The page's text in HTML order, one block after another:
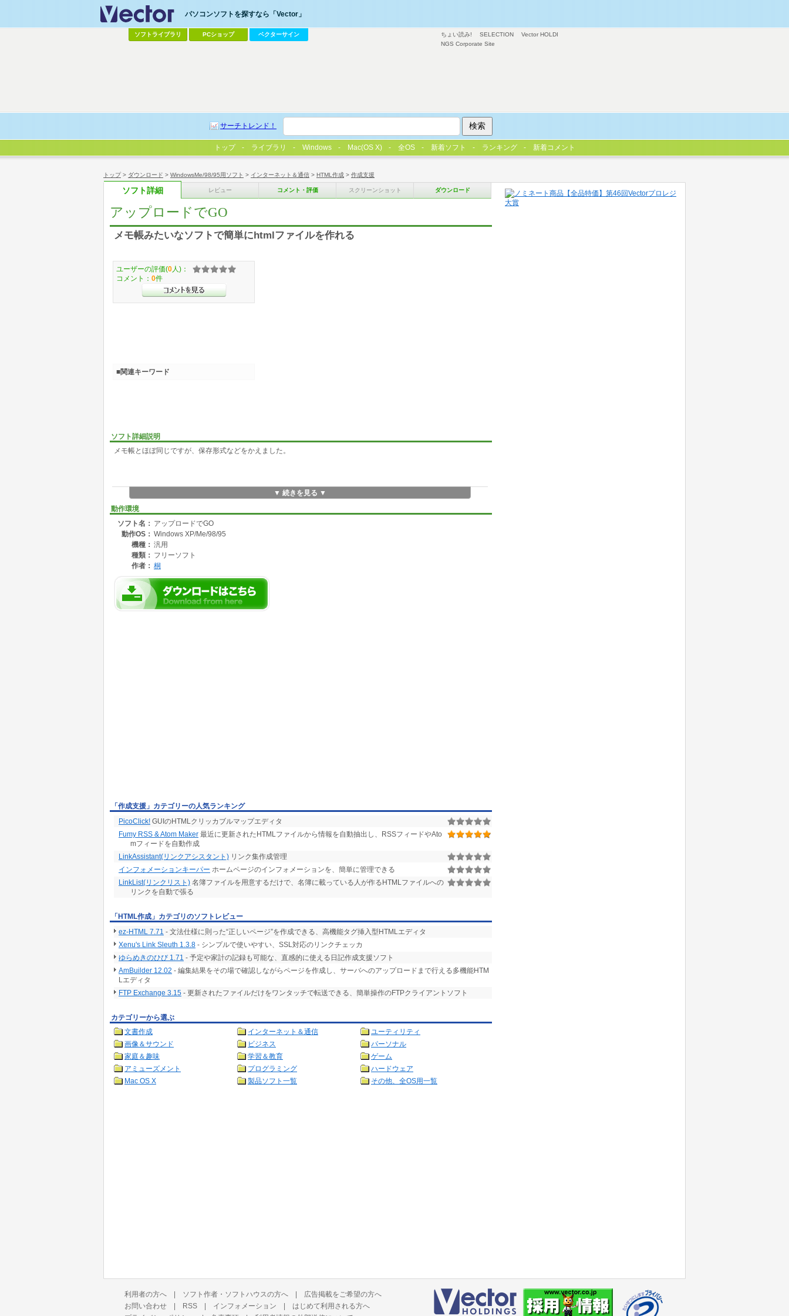
トップ> ダウンロード > WindowsMe/98/95用ソフト > インターネット＆通信 > HTML作成 > 作成支援
ソフト詳細 レビュー コメント・評価 スクリーンショット ダウンロード
アップロードでGO
メモ帳みたいなソフトで簡単にhtmlファイルを作れる
ソフト詳細説明
メモ帳とほぼ同じですが、保存形式などをかえました。
▼ 続きを見る ▼
動作環境
ソフト名： アップロードでGO
動作OS： Windows XP/Me/98/95
機種： 汎用
種類： フリーソフト
作者： 桐
ユーザーの評価(0 人)：
コメント： 0件
■関連キーワード
「作成支援」カテゴリーの人気ランキング
PicoClick! GUIのHTMLクリッカブルマップエディタ
Fumy RSS & Atom Maker 最近に更新されたHTMLファイルから情報を自動抽出し、RSSフィードやAto
mフィードを自動作成
LinkAssistant(リンクアシスタント) リンク集作成管理
インフォメーションキーパー ホームページのインフォメーションを、簡単に管理できる
LinkList(リンクリスト) 名簿ファイルを用意するだけで、名簿に載っている人が作るHTMLファイルへの
リンクを自動で張る
「HTML作成」カテゴリのソフトレビュー
ez-HTML 7.71 - 文法仕様に則った“正しいページ”を作成できる、高機能タグ挿入型HTMLエディタ
Xenu's Link Sleuth 1.3.8 - シンプルで使いやすい、SSL対応のリンクチェッカ
ゆらめきのひび 1.71 - 予定や家計の記録も可能な、直感的に使える日記作成支援ソフト
AmBuilder 12.02 - 編集結果をその場で確認しながらページを作成し、サーバへのアップロードまで行える多機能HTM
Lエディタ
FTP Exchange 3.15 - 更新されたファイルだけをワンタッチで転送できる、簡単操作のFTPクライアントソフト
カテゴリーから選ぶ
文書作成
インターネット＆通信
ユーティリティ
画像＆サウンド
ビジネス
パーソナル
家庭＆趣味
学習＆教育
ゲーム
アミューズメント
プログラミング
ハードウェア
Mac OS X
製品ソフト一覧 その他、全OS用一覧
ちょい読み! SELECTION
Vector HOLDI
NGS Corporate Site
パソコンソフトを探すなら「Vector」
ソフトライブラリ PCショップ ベクターサイン
サーチトレンド！
トップ ライブラリ Windows Mac(OS X) 全OS 新着ソフト ランキング 新着コメント
利用者の方へ | ソフト作者・ソフトハウスの方へ | 広告掲載をご希望の方へ
お問い合わせ | RSS | インフォメーション | はじめて利用される方へ